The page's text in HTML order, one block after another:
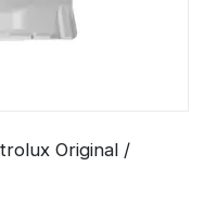
Original /